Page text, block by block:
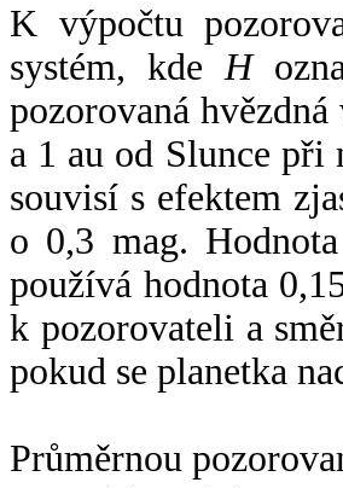
K výpočtu
systém, kde H
pozorovaná
a 1 au od Slunce
souvisí s efektem
o 0,3 mag. Hodnota
používá hodnota
k pozorovateli a
pokud se planetka
Průměrnou